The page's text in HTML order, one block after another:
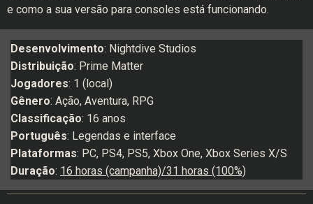
e como a sua versão para consoles está funcionando.
Desenvolvimento: Nightdive Studios
Distribuição: Prime Matter
Jogadores: 1 (local)
Gênero: Ação, Aventura, RPG
Classificação: 16 anos
Português: Legendas e interface
Plataformas: PC, PS4, PS5, Xbox One, Xbox Series X/S
Duração: 16 horas (campanha)/31 horas (100%)